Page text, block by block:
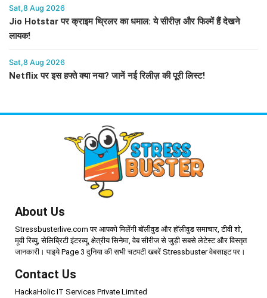
Sat,8 Aug 2026
Jio Hotstar पर क्राइम थ्रिलर का धमाल: ये सीरीज़ और फिल्में हैं देखने
लायक!
Sat,8 Aug 2026
Netflix पर इस हफ्ते क्या नया? जानें नई रिलीज़ की पूरी लिस्ट!
About Us
Stressbusterlive.com पर आपको मिलेंगी बॉलीवुड और हॉलीवुड समाचार, टीवी शो,
मूवी रिव्यु, सेलिब्रिटी इंटरव्यू, क्षेत्रीय सिनेमा, वेब सीरीज से जुड़ी सबसे लेटेस्ट और विस्तृत
जानकारी। पाइये Page 3 दुनिया की सभी चटपटी खबरें Stressbuster वेबसाइट पर।
Contact Us
HackaHolic IT Services Private Limited